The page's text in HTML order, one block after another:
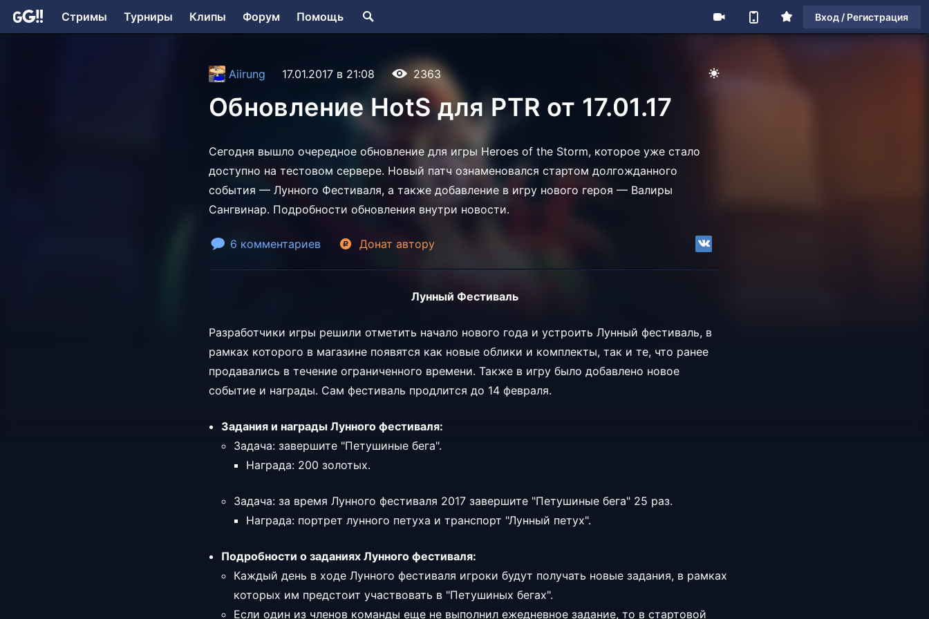
Стримы Турниры Клипы Форум Помощь Вход / Регистрация
Aiirung 17.01.2017 в 21:08 2363
Обновление HotS для PTR от 17.01.17
Сегодня вышло очередное обновление для игры Heroes of the Storm, которое уже стало
доступно на тестовом сервере. Новый патч ознаменовался стартом долгожданного
события — Лунного Фестиваля, а также добавление в игру нового героя — Валиры
Сангвинар. Подробности обновления внутри новости.
6 комментариев Донат автору
Лунный Фестиваль
Разработчики игры решили отметить начало нового года и устроить Лунный фестиваль, в
рамках которого в магазине появятся как новые облики и комплекты, так и те, что ранее
продавались в течение ограниченного времени. Также в игру было добавлено новое
событие и награды. Сам фестиваль продлится до 14 февраля.
Задания и награды Лунного фестиваля:
Задача: завершите "Петушиные бега".
Награда: 200 золотых.
Задача: за время Лунного фестиваля 2017 завершите "Петушиные бега" 25 раз.
Награда: портрет лунного петуха и транспорт "Лунный петух".
Подробности о заданиях Лунного фестиваля:
Каждый день в ходе Лунного фестиваля игроки будут получать новые задания, в рамках
которых им предстоит участвовать в "Петушиных бегах".
Если один из членов команды еще не выполнил ежедневное задание, то в стартовой